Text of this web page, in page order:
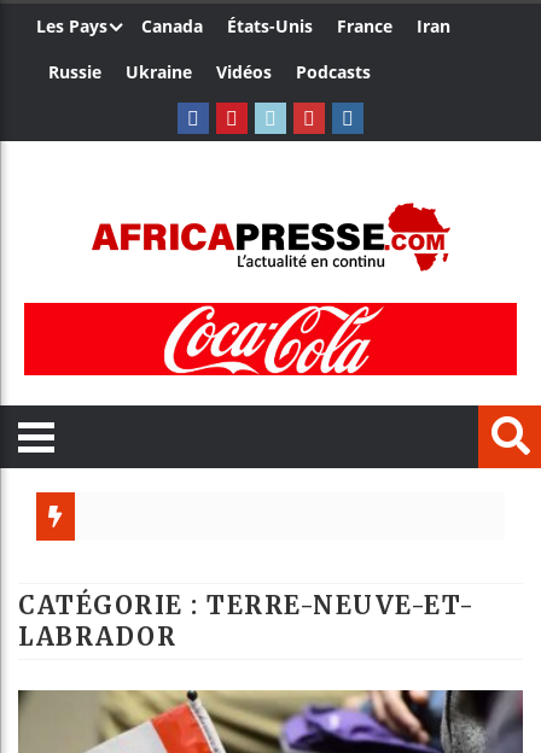
Les Pays Canada États-Unis France
Iran
Russie
Ukraine Vidéos Podcasts
CATÉGORIE : TERRE-NEUVE-ET-
LABRADOR